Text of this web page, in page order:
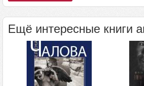
Ещё интересные книги